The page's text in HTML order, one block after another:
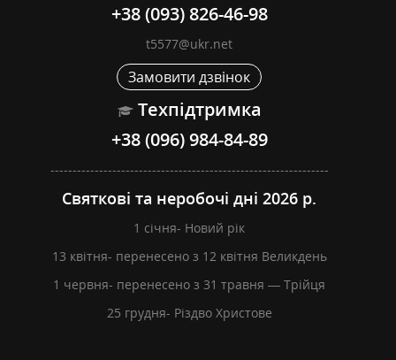
+38 (093) 826-46-98
t5577@ukr.net
Замовити дзвінок
Техпідтримка
+38 (096) 984-84-89
---------------------------------------------------------------
Святкові та неробочі дні 2026 р.
1 січня- Новий рік
13 квітня- перенесено з 12 квітня Великдень
1 червня- перенесено з 31 травня — Трійця
25 грудня- Різдво Христове